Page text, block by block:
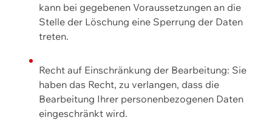
kann bei gegebenen Voraussetzungen an die
Stelle der Löschung eine Sperrung der Daten
treten.
Recht auf Einschränkung der Bearbeitung: Sie
haben das Recht, zu verlangen, dass die
Bearbeitung Ihrer personenbezogenen Daten
eingeschränkt wird.